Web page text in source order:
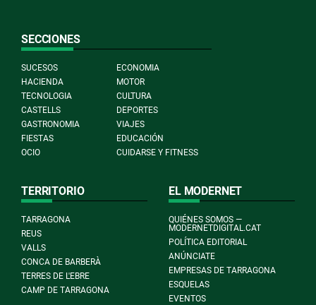
SECCIONES
SUCESOS
ECONOMIA
HACIENDA
MOTOR
TECNOLOGIA
CULTURA
CASTELLS
DEPORTES
GASTRONOMIA
VIAJES
FIESTAS
EDUCACIÓN
OCIO
CUIDARSE Y FITNESS
TERRITORIO
TARRAGONA
REUS
VALLS
CONCA DE BARBERÀ
TERRES DE L'EBRE
CAMP DE TARRAGONA
EL MODERNET
QUIÉNES SOMOS —
MODERNETDIGITAL.CAT
POLÍTICA EDITORIAL
ANÚNCIATE
EMPRESAS DE TARRAGONA
ESQUELAS
EVENTOS